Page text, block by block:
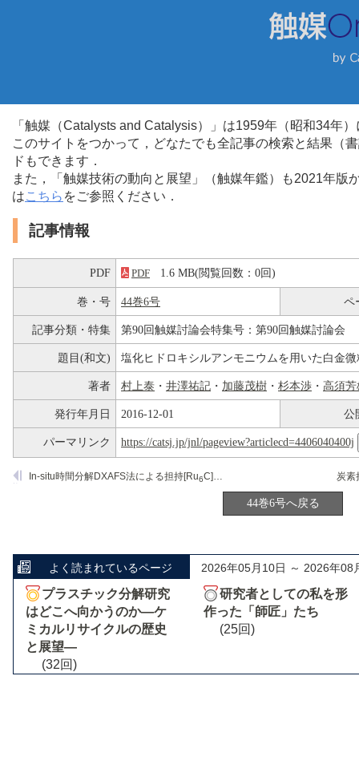
「触媒（Catalysts and Catalysis）」は1959年（昭和34年
このサイトをつかって，どなたでも全記事の検索と結果（
ドもできます．
また，「触媒技術の動向と展望」（触媒年鑑）も2021年
はこちら をご参照ください．
記事情報
PDF PDF 1.6 MB(閲覧回数：0回)
巻・号 44巻6号 ペ
記事分類・特集 第90回触媒討論会特集号：第90回触媒討論会
題目(和文) 塩化ヒドロキシルアンモニウムを用いた白金
著者 村上泰 ・ 井澤祐記 ・ 加藤茂樹 ・ 杉本渉 ・ 高須芳
発行年月日 2016-12-01 公
パーマリンク https://catsj.jp/jnl/pageview?articlecd=4406040400j
In-situ時間分解DXAFS法による担持[Ru6C]クラスターの構造速度論に関する研究
44巻6号へ戻る
よく読まれているページ 2026年05月10日 ～ 2026年08
プラスチック分解研究
はどこへ向かうのか―ケ
ミカルリサイクルの歴史
と展望―
(32回)
研究者としての私を形
作った「師匠」たち
(25回)